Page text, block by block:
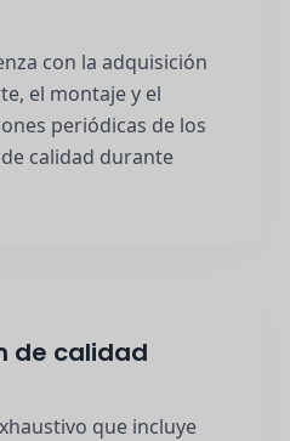
con la adquisición
el montaje y el
periódicas de los
calidad durante
de calidad
que incluye